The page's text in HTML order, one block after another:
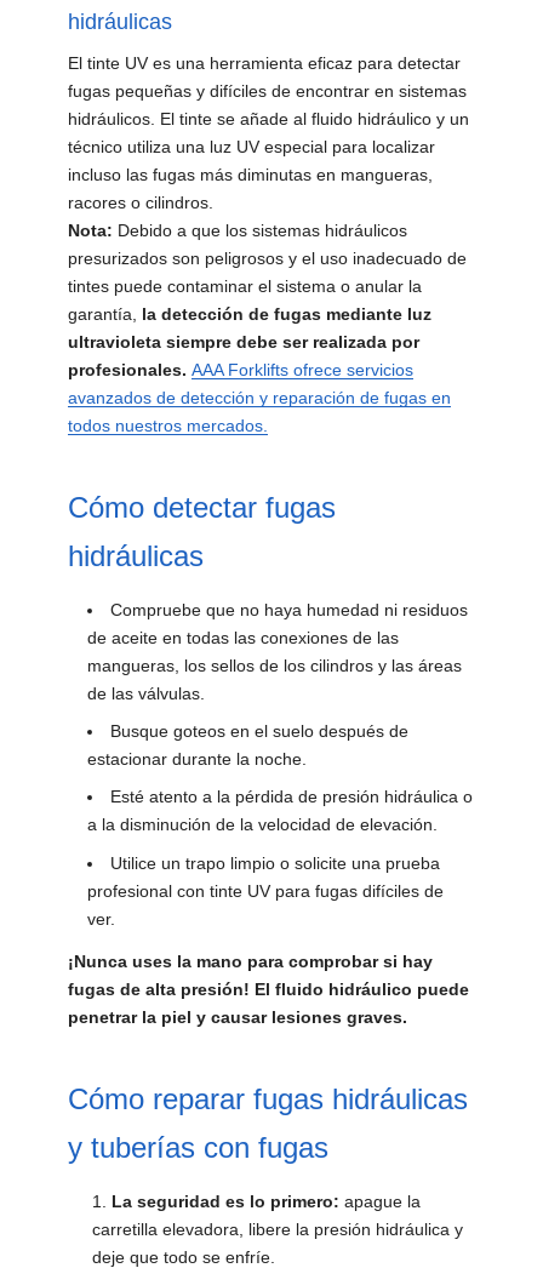
hidráulicas
El tinte UV es una herramienta eficaz para detectar
fugas pequeñas y difíciles de encontrar en sistemas
hidráulicos. El tinte se añade al fluido hidráulico y un
técnico utiliza una luz UV especial para localizar
incluso las fugas más diminutas en mangueras,
racores o cilindros.
Nota: Debido a que los sistemas hidráulicos
presurizados son peligrosos y el uso inadecuado de
tintes puede contaminar el sistema o anular la
garantía, la detección de fugas mediante luz
ultravioleta siempre debe ser realizada por
profesionales. AAA Forklifts ofrece servicios
avanzados de detección y reparación de fugas en
todos nuestros mercados.
Cómo detectar fugas
hidráulicas
Compruebe que no haya humedad ni residuos
de aceite en todas las conexiones de las
mangueras, los sellos de los cilindros y las áreas
de las válvulas.
Busque goteos en el suelo después de
estacionar durante la noche.
Esté atento a la pérdida de presión hidráulica o
a la disminución de la velocidad de elevación.
Utilice un trapo limpio o solicite una prueba
profesional con tinte UV para fugas difíciles de
ver.
¡Nunca uses la mano para comprobar si hay
fugas de alta presión! El fluido hidráulico puede
penetrar la piel y causar lesiones graves.
Cómo reparar fugas hidráulicas
y tuberías con fugas
La seguridad es lo primero: apague la
carretilla elevadora, libere la presión hidráulica y
deje que todo se enfríe.